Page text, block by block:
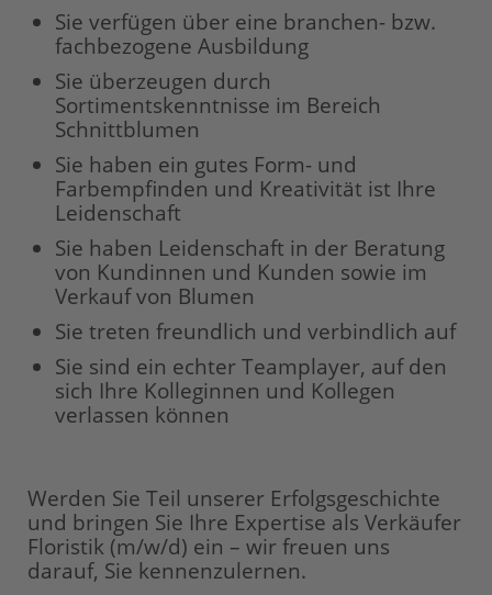
Sie verfügen über eine branchen- bzw.
fachbezogene Ausbildung
Sie überzeugen durch
Sortimentskenntnisse im Bereich
Schnittblumen
Sie haben ein gutes Form- und
Farbempfinden und Kreativität ist Ihre
Leidenschaft
Sie haben Leidenschaft in der Beratung
von Kundinnen und Kunden sowie im
Verkauf von Blumen
Sie treten freundlich und verbindlich auf
Sie sind ein echter Teamplayer, auf den
sich Ihre Kolleginnen und Kollegen
verlassen können
Werden Sie Teil unserer Erfolgsgeschichte
und bringen Sie Ihre Expertise als Verkäufer
Floristik (m/w/d) ein – wir freuen uns
darauf, Sie kennenzulernen.